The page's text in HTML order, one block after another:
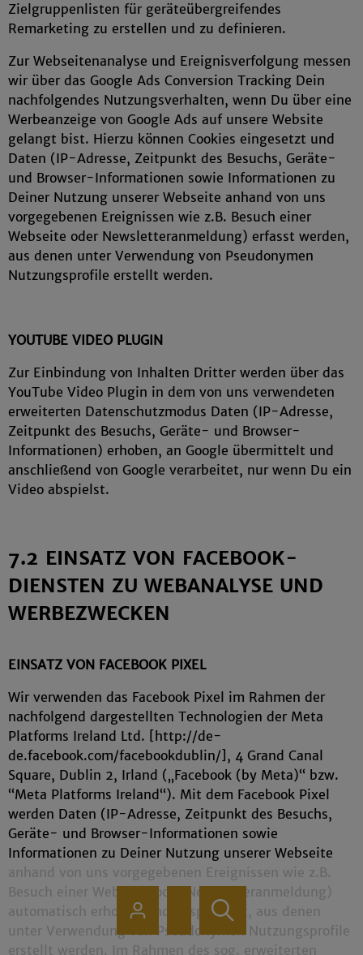
Zielgruppenlisten für geräteübergreifendes
Remarketing zu erstellen und zu definieren.
Zur Webseitenanalyse und Ereignisverfolgung messen
wir über das Google Ads Conversion Tracking Dein
nachfolgendes Nutzungsverhalten, wenn Du über eine
Werbeanzeige von Google Ads auf unsere Website
gelangt bist. Hierzu können Cookies eingesetzt und
Daten (IP-Adresse, Zeitpunkt des Besuchs, Geräte-
und Browser-Informationen sowie Informationen zu
Deiner Nutzung unserer Webseite anhand von uns
vorgegebenen Ereignissen wie z.B. Besuch einer
Webseite oder Newsletteranmeldung) erfasst werden,
aus denen unter Verwendung von Pseudonymen
Nutzungsprofile erstellt werden.
YOUTUBE VIDEO PLUGIN
Zur Einbindung von Inhalten Dritter werden über das
YouTube Video Plugin in dem von uns verwendeten
erweiterten Datenschutzmodus Daten (IP-Adresse,
Zeitpunkt des Besuchs, Geräte- und Browser-
Informationen) erhoben, an Google übermittelt und
anschließend von Google verarbeitet, nur wenn Du ein
Video abspielst.
7.2 EINSATZ VON FACEBOOK-
DIENSTEN ZU WEBANALYSE UND
WERBEZWECKEN
EINSATZ VON FACEBOOK PIXEL
Wir verwenden das Facebook Pixel im Rahmen der
nachfolgend dargestellten Technologien der Meta
Platforms Ireland Ltd. [http://de-
de.facebook.com/facebookdublin/], 4 Grand Canal
Square, Dublin 2, Irland („Facebook (by Meta)“ bzw.
“Meta Platforms Ireland“). Mit dem Facebook Pixel
werden Daten (IP-Adresse, Zeitpunkt des Besuchs,
Geräte- und Browser-Informationen sowie
Informationen zu Deiner Nutzung unserer Webseite
anhand von uns vorgegebenen Ereignissen wie z.B.
Besuch einer Webseite oder Newsletteranmeldung)
automatisch erhoben und gespeichert, aus denen
unter Verwendung von Pseudonymen Nutzungsprofile
erstellt werden. Im Rahmen des sog. erweiterten